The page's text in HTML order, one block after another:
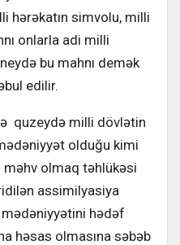
hərəkatın simvolu, milli
onlarla adi milli
bu mahnı demək
edilir.
quzeydə milli dövlətin
olduğu kimi
məhv olmaq təhlükəsi
assimilyasiya
mədəniyyətini hədəf
həsas olmasına səbəb